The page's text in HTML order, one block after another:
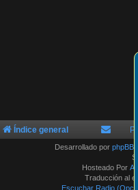
Índice general
Desarrollado por phpBB
Hosteado Por
Traducción al
Escuchar Radio